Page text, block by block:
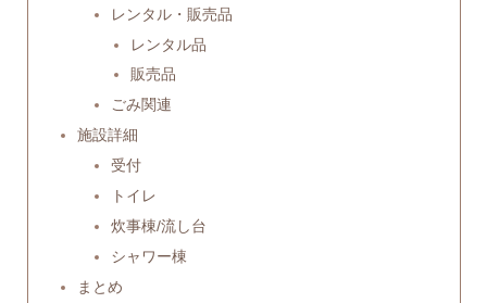
レンタル・販売品
レンタル品
販売品
ごみ関連
施設詳細
受付
トイレ
炊事棟/流し台
シャワー棟
まとめ